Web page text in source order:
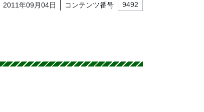
2011年09月04日 コンテンツ番号 9492